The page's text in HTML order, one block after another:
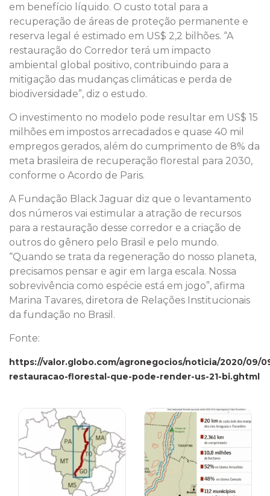
em benefício líquido. O custo total para a
recuperação de áreas de proteção permanente e
reserva legal é estimado em US$ 2,2 bilhões. “A
restauração do Corredor terá um impacto
ambiental global positivo, contribuindo para a
mitigação das mudanças climáticas e perda de
biodiversidade”, diz o estudo.
O investimento no modelo pode resultar em US$ 15
milhões em impostos arrecadados e quase 40 mil
empregos gerados, além do cumprimento de 8% da
meta brasileira de recuperação florestal para 2030,
conforme o Acordo de Paris.
A Fundação Black Jaguar diz que o levantamento
dos números vai estimular a atração de recursos
para a restauração desse corredor e a criação de
outros do gênero pelo Brasil e pelo mundo.
“Quando se trata da regeneração do nosso planeta,
precisamos pensar e agir em larga escala. Nossa
sobrevivência como espécie está em jogo”, afirma
Marina Tavares, diretora de Relações Institucionais
da fundação no Brasil.
Fonte:
https://valor.globo.com/agronegocios/noticia/2020/09/
restauracao-florestal-que-pode-render-us-21-bi.ghtml